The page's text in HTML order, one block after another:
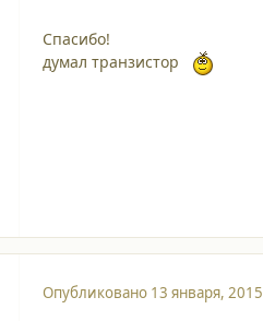
Спасибо!
думал транзистор
Опубликовано 13 января, 2015